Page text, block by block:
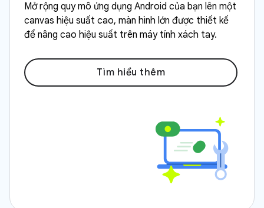
Mở rộng quy mô ứng dụng Android của bạn lên một
canvas hiệu suất cao, màn hình lớn được thiết kế
để nâng cao hiệu suất trên máy tính xách tay.
Tìm hiểu thêm